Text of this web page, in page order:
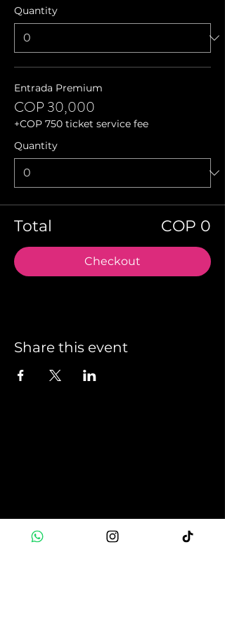
Quantity
Entrada Premium
COP 30,000
+COP 750 ticket service fee
Quantity
Total COP 0
Checkout
Share this event